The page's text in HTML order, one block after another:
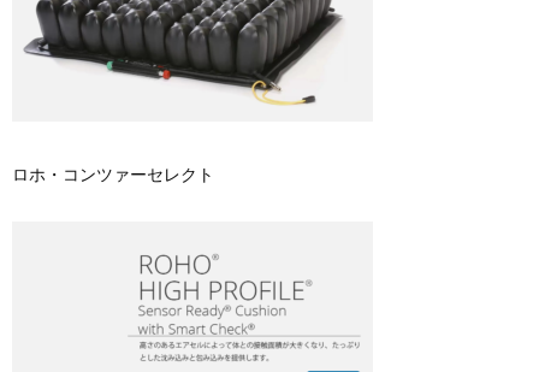
ロホ・コンツァーセレクト